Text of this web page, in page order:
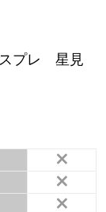
プレ 星見
×
×
×